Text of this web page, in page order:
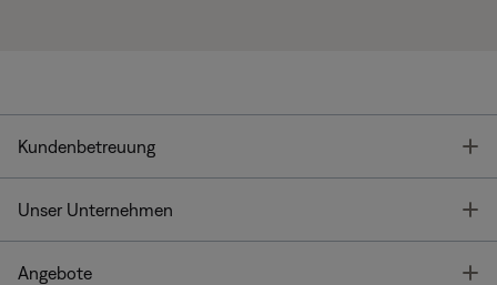
Kundenbetreuung
Unser Unternehmen
Angebote